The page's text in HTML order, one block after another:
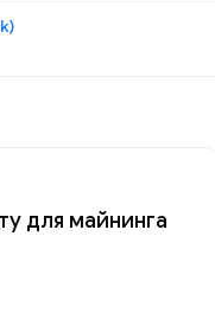
для майнинга